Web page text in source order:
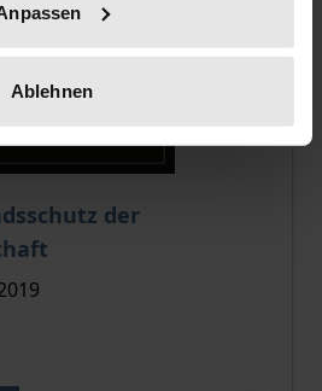
Ablehnen
der
on the options chosen on the